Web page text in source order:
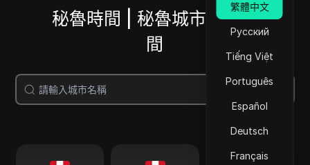
繁體中文
Русский
Tiếng Việt
Português
Español
Deutsch
Français
秘魯時間 | 秘魯城市當前時
間